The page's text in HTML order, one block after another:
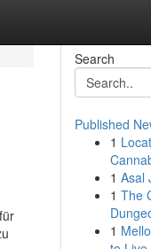
Search
Published
1
1
1 The
1